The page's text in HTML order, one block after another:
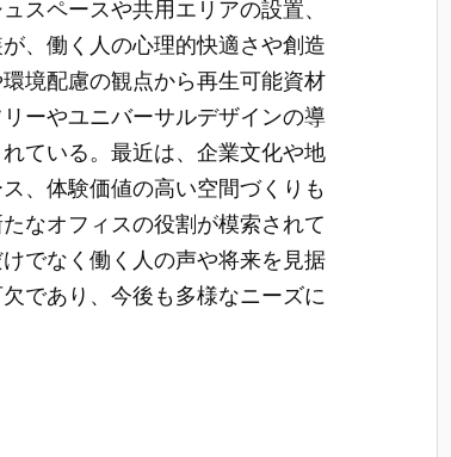
スペースや共用エリアの設置、
、働く人の心理的快適さや創造
境配慮の観点から再生可能資材
ーやユニバーサルデザインの導
ている。最近は、企業文化や地
、体験価値の高い空間づくりも
なオフィスの役割が模索されて
でなく働く人の声や将来を見据
であり、今後も多様なニーズに